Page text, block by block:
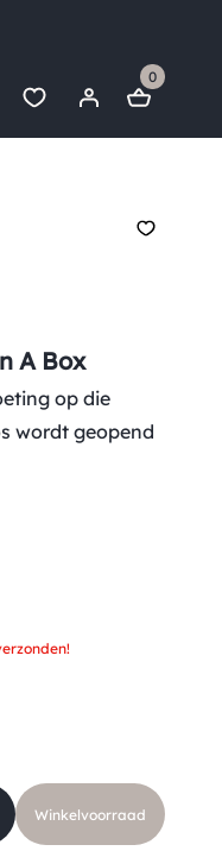
0
A Box
op die
wordt geopend
Winkelvoorraad